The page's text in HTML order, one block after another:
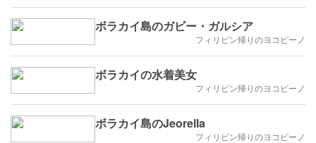
ボラカイ島のガビー・ガルシア
フィリピン帰りのヨコピーノ
ボラカイの水着美女
フィリピン帰りのヨコピーノ
ボラカイ島のJeorella
フィリピン帰りのヨコピーノ